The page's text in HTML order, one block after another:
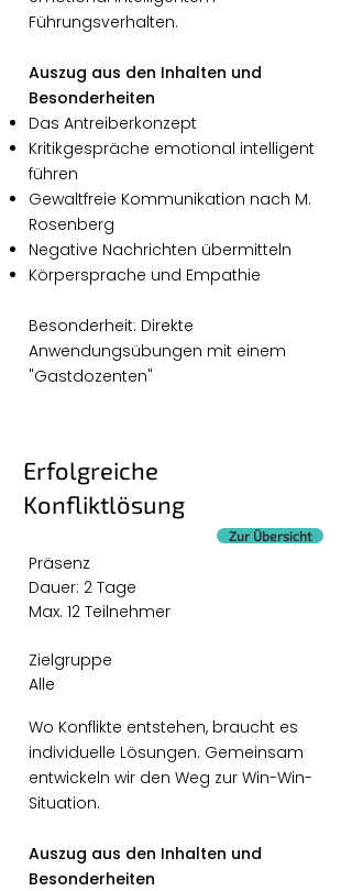
Führungsverhalten.
Auszug aus den Inhalten und
Besonderheiten
Das Antreiberkonzept
Kritikgespräche emotional intelligent
führen
Gewaltfreie Kommunikation nach M.
Rosenberg
Negative Nachrichten übermitteln
Körpersprache und Empathie
Besonderheit: Direkte
Anwendungsübungen mit einem
"Gastdozenten"
Erfolgreiche
Konfliktlösung
Zur Übersicht
Präsenz
Dauer: 2 Tage
Max. 12 Teilnehmer
Zielgruppe
Alle
Wo Konflikte entstehen, braucht es
individuelle Lösungen. Gemeinsam
entwickeln wir den Weg zur Win-Win-
Situation.
Auszug aus den Inhalten und
Besonderheiten